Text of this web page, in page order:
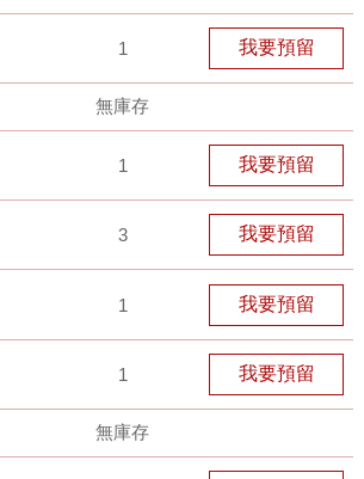
1 我要預留
無庫存
1 我要預留
3 我要預留
1 我要預留
1 我要預留
無庫存